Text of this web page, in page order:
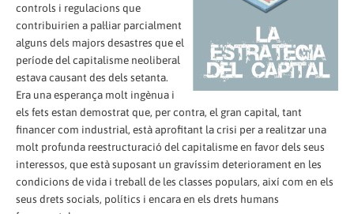
controls i regulacions que
contribuirien a pal·liar parcialment
alguns dels majors desastres que el
període del capitalisme neoliberal
estava causant des dels setanta.
Era una esperança molt ingènua i
els fets estan demostrat que, per contra, el gran capital, tant
financer com industrial, està aprofitant la crisi per a realitzar una
molt profunda reestructuració del capitalisme en favor dels seus
interessos, que està suposant un gravíssim deteriorament en les
condicions de vida i treball de les classes populars, així com en els
seus drets socials, polítics i encara en els drets humans